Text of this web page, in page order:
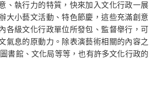
、執行力的特質，快來加入文化行政一展
大小藝文活動、特色節慶，這些充滿創意
各級文化行政單位所發包、監督舉行，可
氣息的原動力。除表演藝術相關的內容之
書館、文化局等等，也有許多文化行政的